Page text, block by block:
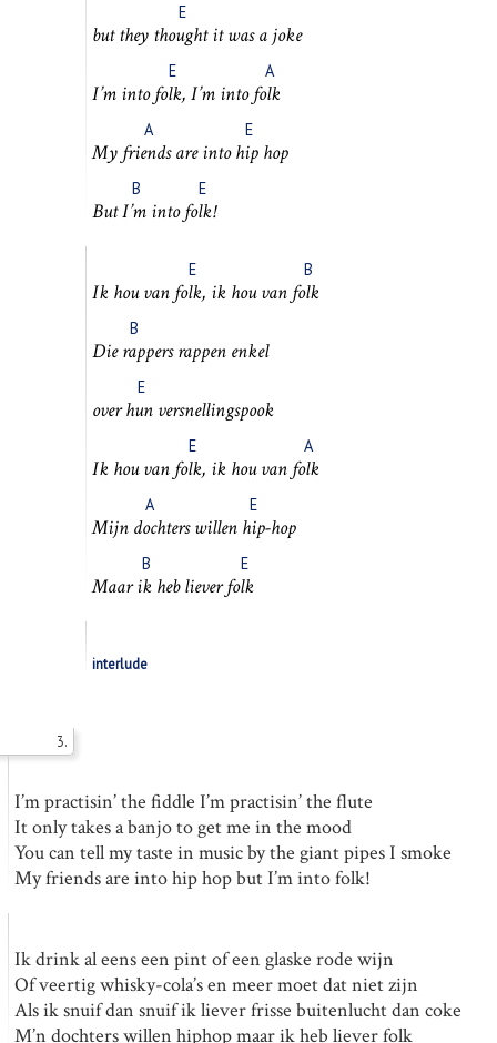
E
but they thoughtit was a joke
E A
I’m intofolk, I’m intofolk
A E
My friendsare intohip hop
B E
ButI’m intofolk!
E B
Ik hou van folk, ik hou van folk
B
Dierappers rappen enkel
E
overhun versnellingspook
E A
Ik hou van folk, ik hou van folk
A E
Mijn dochters willen hip-hop
B E
Maarik heb lieverfolk
interlude
3.
I’m practisin’ the fiddle I’m practisin’ the flute
It only takes a banjo to get me in the mood
You can tell my taste in music by the giant pipes I smoke
My friends are into hip hop but I’m into folk!
Ik drink al eens een pint of een glaske rode wijn
Of veertig whisky-cola’s en meer moet dat niet zijn
Als ik snuif dan snuif ik liever frisse buitenlucht dan coke
M’n dochters willen hiphop maar ik heb liever folk